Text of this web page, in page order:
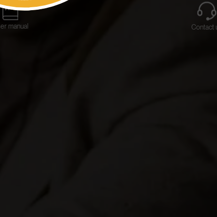
manual Contact